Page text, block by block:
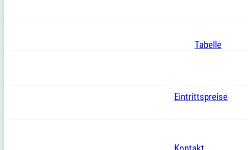
Tabelle
Eintrittspreise